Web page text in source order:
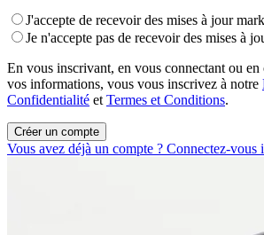
J'accepte de recevoir des mises à jour
Je n'accepte pas de recevoir des mises à
En vous inscrivant, en vous connectant ou en
vos informations, vous vous inscrivez à notre
Confidentialité et Termes et Conditions.
Créer un compte
Vous avez déjà un compte ? Connectez-vous